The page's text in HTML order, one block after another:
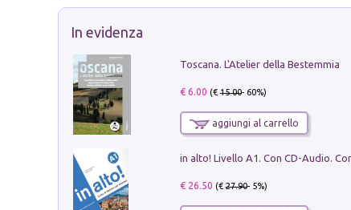
In evidenza
Toscana. L'Atelier della Bestemmia
€ 6.00 (€15.00- 60%)
aggiungi al carrello
€ 26.50 (€27.90- 5%)